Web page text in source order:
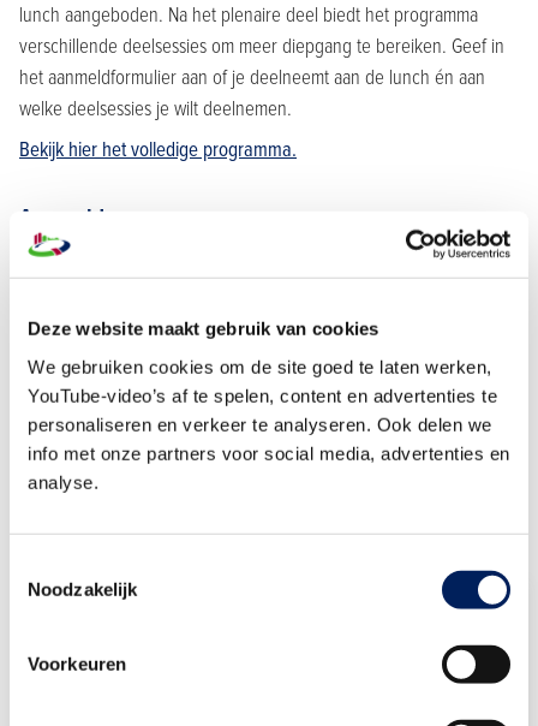
Deze website maakt gebruik van cookies
We gebruiken cookies om de site goed te laten werken,
YouTube-video’s af te spelen, content en advertenties te
personaliseren en verkeer te analyseren. Ook delen we
info met onze partners voor social media, advertenties en
analyse.
Noodzakelijk
Voorkeuren
lunch aangeboden. Na het plenaire deel biedt het programma
verschillende deelsessies om meer diepgang te bereiken. Geef in
het aanmeldformulier aan of je deelneemt aan de lunch én aan
welke deelsessies je wilt deelnemen.
Bekijk hier het volledige programma.
Aanmelden
Klik hier om je aan- of afmelding door te geven.
Organisatie
Vakgroep Ingenieursbureaus Bouwend Nederland
Rijkswaterstaat
NLingenieurs
Accountmanager Bouw & Infra Groot